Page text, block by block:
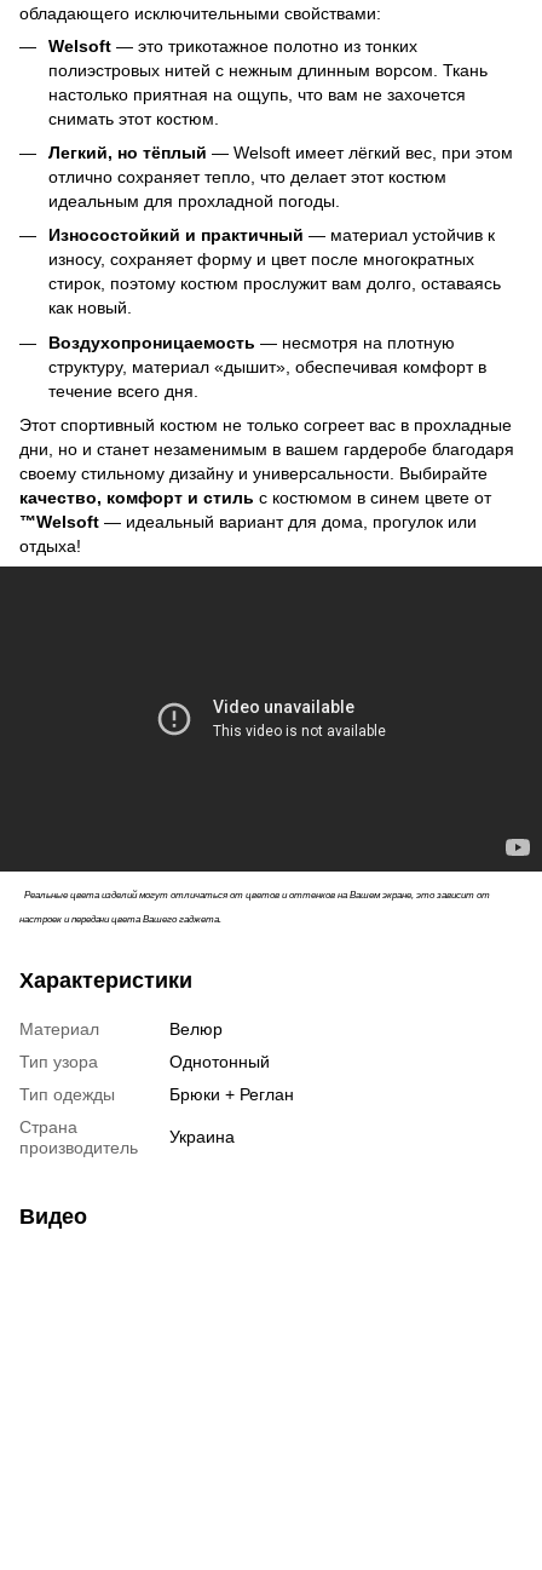
обладающего исключительными свойствами:
Welsoft — это трикотажное полотно из тонких
полиэстровых нитей с нежным длинным ворсом. Ткань
настолько приятная на ощупь, что вам не захочется
снимать этот костюм.
Легкий, но тёплый — Welsoft имеет лёгкий вес, при этом
отлично сохраняет тепло, что делает этот костюм
идеальным для прохладной погоды.
Износостойкий и практичный — материал устойчив к
износу, сохраняет форму и цвет после многократных
стирок, поэтому костюм прослужит вам долго, оставаясь
как новый.
Воздухопроницаемость — несмотря на плотную
структуру, материал «дышит», обеспечивая комфорт в
течение всего дня.
Этот спортивный костюм не только согреет вас в прохладные
дни, но и станет незаменимым в вашем гардеробе благодаря
своему стильному дизайну и универсальности. Выбирайте
качество, комфорт и стиль с костюмом в синем цвете от
™Welsoft — идеальный вариант для дома, прогулок или
отдыха!
Реальные цвета изделий могут отличаться от цветов и оттенков на Вашем экране, это зависит от
настроек и передачи цвета Вашего гаджета.
Характеристики
Материал
Велюр
Тип узора
Однотонный
Тип одежды
Брюки + Реглан
Страна
производитель
Украина
Видео